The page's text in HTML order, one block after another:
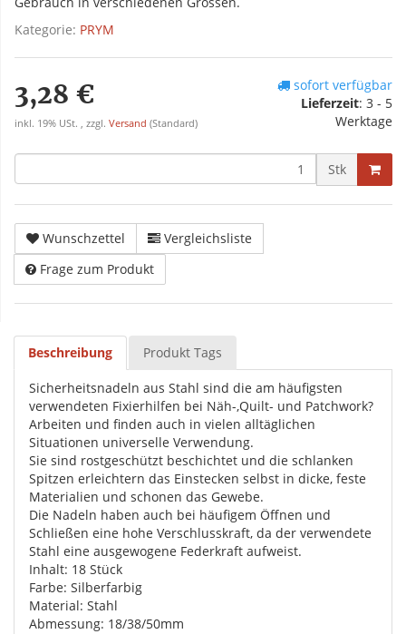
Kategorie: PRYM
3,28 €
inkl. 19% USt. , zzgl. Versand (Standard)
sofort verfügbar
Lieferzeit: 3 - 5
Werktage
Stk
Wunschzettel
Vergleichsliste
Frage zum Produkt
Beschreibung Produkt Tags
Sicherheitsnadeln aus Stahl sind die am häufigsten
verwendeten Fixierhilfen bei Näh-,Quilt- und Patchwork?
Arbeiten und finden auch in vielen alltäglichen
Situationen universelle Verwendung.
Sie sind rostgeschützt beschichtet und die schlanken
Spitzen erleichtern das Einstecken selbst in dicke, feste
Materialien und schonen das Gewebe.
Die Nadeln haben auch bei häufigem Öffnen und
Schließen eine hohe Verschlusskraft, da der verwendete
Stahl eine ausgewogene Federkraft aufweist.
Inhalt: 18 Stück
Farbe: Silberfarbig
Material: Stahl
Abmessung: 18/38/50mm